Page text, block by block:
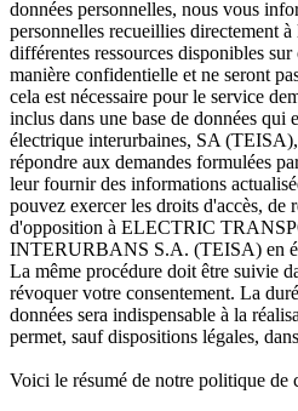
données personnelles, nous vous
personnelles recueillies directement
différentes ressources disponibles sur
manière confidentielle et ne seront
cela est nécessaire pour le service
inclus dans une base de données qui
électrique interurbaines, SA
répondre aux demandes formulées
leur fournir des informations
pouvez exercer les droits d'accès,
d'opposition à ELECTRIC
INTERURBANS S.A. (TEISA) en
La même procédure doit être suivie
révoquer votre consentement. La
données sera indispensable à la
permet, sauf dispositions légales,
Voici le résumé de notre politique de